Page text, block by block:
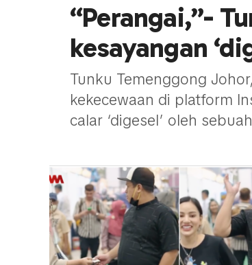
“Perangai,”-
kesayangan
Tunku Temenggong
kekecewaan di platform
calar ‘digesel’ oleh